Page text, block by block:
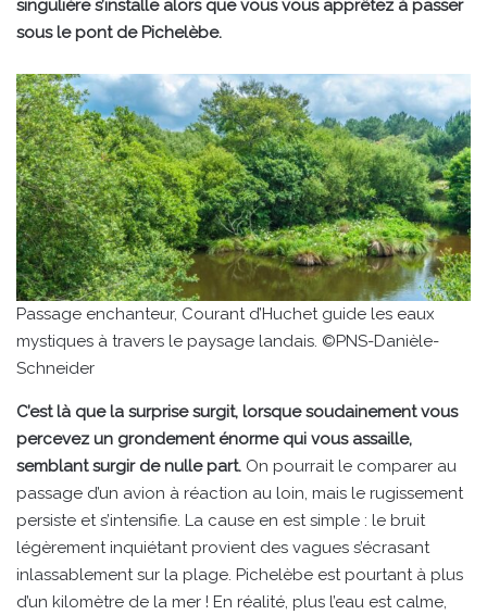
singulière s’installe alors que vous vous apprêtez à passer
sous le pont de Pichelèbe.
Passage enchanteur, Courant d’Huchet guide les eaux
mystiques à travers le paysage landais. ©PNS-Danièle-
Schneider
C’est là que la surprise surgit, lorsque soudainement vous
percevez un grondement énorme qui vous assaille,
semblant surgir de nulle part. On pourrait le comparer au
passage d’un avion à réaction au loin, mais le rugissement
persiste et s’intensifie. La cause en est simple : le bruit
légèrement inquiétant provient des vagues s’écrasant
inlassablement sur la plage. Pichelèbe est pourtant à plus
d’un kilomètre de la mer ! En réalité, plus l’eau est calme,